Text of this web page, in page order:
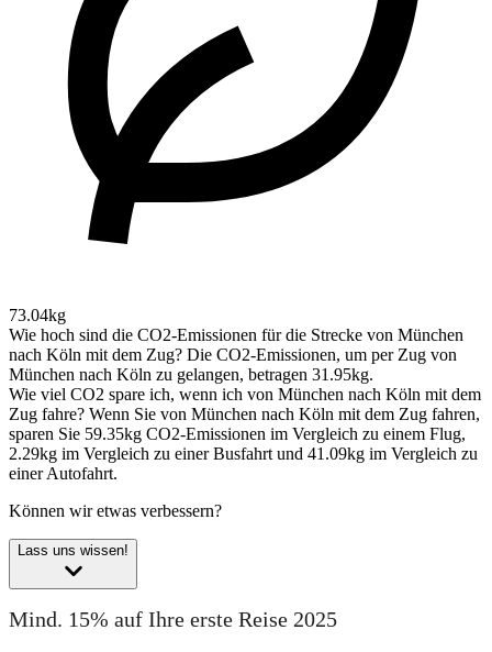
73.04kg
Wie hoch sind die CO2-Emissionen für die Strecke von München
nach Köln mit dem Zug? Die CO2-Emissionen, um per Zug von
München nach Köln zu gelangen, betragen 31.95kg.
Wie viel CO2 spare ich, wenn ich von München nach Köln mit dem
Zug fahre? Wenn Sie von München nach Köln mit dem Zug fahren,
sparen Sie 59.35kg CO2-Emissionen im Vergleich zu einem Flug,
2.29kg im Vergleich zu einer Busfahrt und 41.09kg im Vergleich zu
einer Autofahrt.
Können wir etwas verbessern?
Lass uns wissen!
Mind. 15% auf Ihre erste Reise 2025